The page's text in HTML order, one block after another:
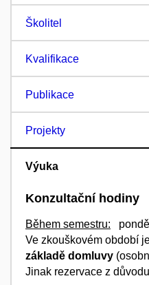
Školitel
Kvalifikace
Publikace
Projekty
Výuka
Konzultační hodiny
Během semestru:
Ve zkouškovém období
základě domluvy
Jinak rezervace z